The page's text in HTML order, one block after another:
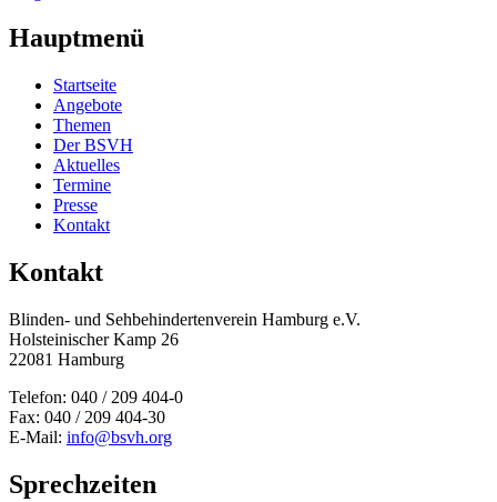
Hauptmenü
Startseite
Angebote
Themen
Der BSVH
Aktuelles
Termine
Presse
Kontakt
Kontakt
Blinden- und Sehbehinderten­verein Hamburg e.V.
Holsteinischer Kamp 26
22081 Hamburg
Telefon: 040 / 209 404-0
Fax: 040 / 209 404-30
E-Mail: info@bsvh.org
Sprechzeiten